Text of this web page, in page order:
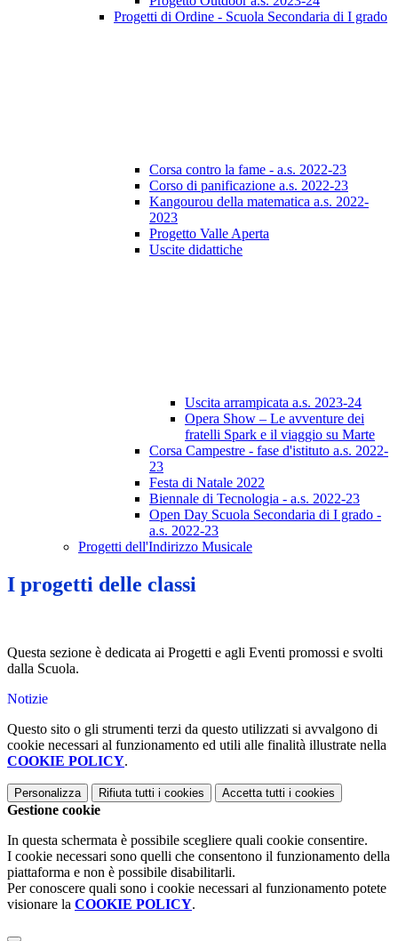
Progetti di Ordine - Scuola Secondaria di I grado
Corsa contro la fame - a.s. 2022-23
Corso di panificazione a.s. 2022-23
Kangourou della matematica a.s. 2022-
2023
Progetto Valle Aperta
Uscite didattiche
Uscita arrampicata a.s. 2023-24
Opera Show – Le avventure dei
fratelli Spark e il viaggio su Marte
Corsa Campestre - fase d'istituto a.s. 2022-
23
Festa di Natale 2022
Biennale di Tecnologia - a.s. 2022-23
Open Day Scuola Secondaria di I grado -
a.s. 2022-23
Progetti dell'Indirizzo Musicale
I progetti delle classi
Questa sezione è dedicata ai Progetti e agli Eventi promossi e svolti
dalla Scuola.
Notizie
Questo sito o gli strumenti terzi da questo utilizzati si avvalgono di
cookie necessari al funzionamento ed utili alle finalità illustrate nella
COOKIE POLICY.
Personalizza Rifiuta tutti i cookies Accetta tutti i cookies
Gestione cookie
In questa schermata è possibile scegliere quali cookie consentire.
I cookie necessari sono quelli che consentono il funzionamento della
piattaforma e non è possibile disabilitarli.
Per conoscere quali sono i cookie necessari al funzionamento potete
visionare la COOKIE POLICY.